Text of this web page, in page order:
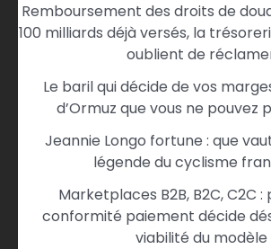
Remboursement des droits de
100 milliards déjà versés, la
oublient de
Le baril qui décide de vos
d’Ormuz que vous ne pouvez
Jeannie Longo fortune : que
légende du cyclisme
Marketplaces B2B, B2C, C2C :
conformité paiement décide
viabilité du modèle